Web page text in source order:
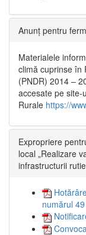
Anunț pentru
Materialele
climă cuprinse în
(PNDR) 2014 –
accesate pe site-
Rurale https://
Expropriere
local „Realizare
infrastructurii
numărul